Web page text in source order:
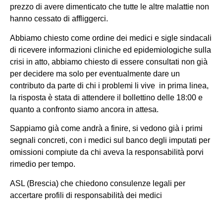
prezzo di avere dimenticato che tutte le altre malattie non
hanno cessato di affliggerci.
Abbiamo chiesto come ordine dei medici e sigle sindacali
di ricevere informazioni cliniche ed epidemiologiche sulla
crisi in atto, abbiamo chiesto di essere consultati non già
per decidere ma solo per eventualmente dare un
contributo da parte di chi i problemi li vive in prima linea,
la risposta è stata di attendere il bollettino delle 18:00 e
quanto a confronto siamo ancora in attesa.
Sappiamo già come andrà a finire, si vedono già i primi
segnali concreti, con i medici sul banco degli imputati per
omissioni compiute da chi aveva la responsabilità porvi
rimedio per tempo.
ASL (Brescia) che chiedono consulenze legali per
accertare profili di responsabilità dei medici